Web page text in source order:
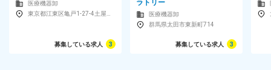
医療機器卸
募集している求人 3
ラトリー
医療機器卸
群馬県太田市東新町714
募集している求人 3